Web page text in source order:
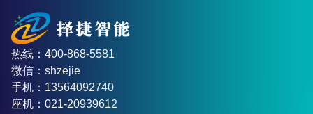
热线：400-868-5581
微信：shzejie
手机：13564092740
座机：021-20939612